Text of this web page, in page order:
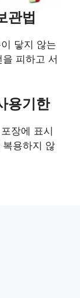
관법
닿지 않는
피하고 서
용기한
장에 표시
용하지 않